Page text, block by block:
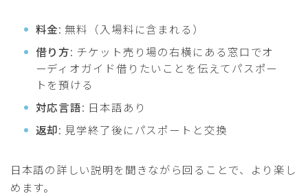
料金: 無料（入場料に含まれる）
借り方: チケット売り場の右横にある窓口でオ
ーディオガイド借りたいことを伝えてパスポー
トを預ける
対応言語: 日本語あり
返却: 見学終了後にパスポートと交換
日本語の詳しい説明を聞きながら回ることで、より楽し
めます。